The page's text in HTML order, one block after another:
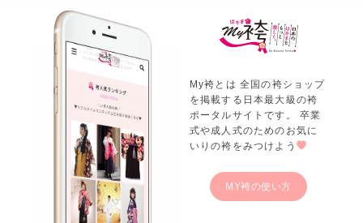
My袴とは 全国の袴ショップ
を掲載する日本最大級の袴
ポータルサイトです。 卒業
式や成人式のためのお気に
いりの袴をみつけよう
MY袴の使い方